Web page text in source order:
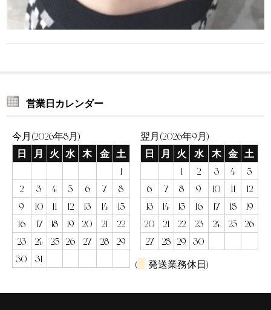
営業日カレンダー
今月(2026年8月)
日
月 火 水 木 金
土
1
2
3 4 5 6 7
8
9
10 11 12 13 14
15
16
17 18 19 20 21
22
23
24 25 26 27 28
29
30
31
翌月(2026年9月)
日
月 火 水 木 金
土
1
2 3 4
5
6
7 8 9 10 11
12
13
14 15 16 17 18
19
20
21 22 23 24 25
26
27
28 29
30
(
発送業務休日)